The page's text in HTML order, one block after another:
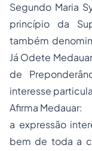
Segundo Maria
princípio da
também
Já Odete
de
interesse
Afirma Medauar:
a expressão
bem de toda a